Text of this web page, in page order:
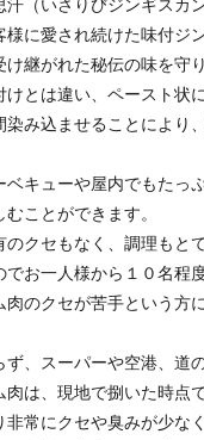
汗（いさりびジンギスカ
様に愛され続けた味付ジ
け継がれた秘伝の味を守
けとは違い、ペースト状
染み込ませることにより
ベキューや屋内でもたっ
ことができます。
のクセもなく、調理もと
でお一人様から１０名程
肉のクセが苦手という方
ず、スーパーや空港、道
肉は、現地で捌いた時点
非常にクセや臭みが少な